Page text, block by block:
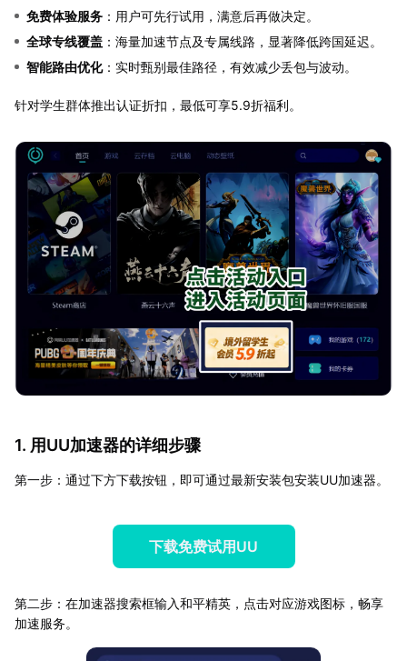
免费体验服务 ：用户可先行试用，满意后再做决定。
全球专线覆盖 ：海量加速节点及专属线路，显著降低跨国延迟。
智能路由优化：实时甄别最佳路径，有效减少丢包与波动。
针对学生群体推出认证折扣，最低可享5.9折福利。
1. 用UU加速器的详细步骤
第一步：通过下方下载按钮，即可通过最新安装包安装UU加速器。
下载免费试用UU
第二步：在加速器搜索框输入和平精英，点击对应游戏图标，畅享
加速服务。